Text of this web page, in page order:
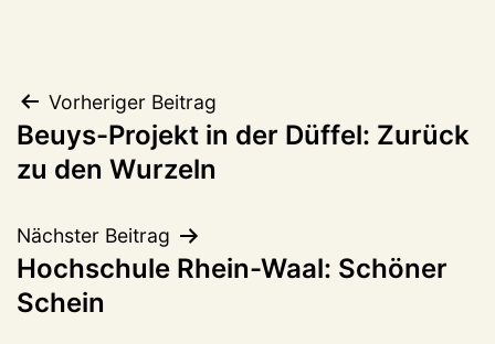
Beitragsnavigation
Vorheriger Beitrag
Beuys-Projekt in der Düffel: Zurück
zu den Wurzeln
Nächster Beitrag
Hochschule Rhein-Waal: Schöner
Schein